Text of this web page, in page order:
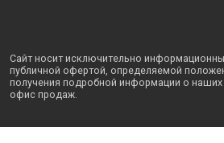
Сайт носит исключительно
публичной офертой, определяемой
получения подробной информации о наших
офис продаж.